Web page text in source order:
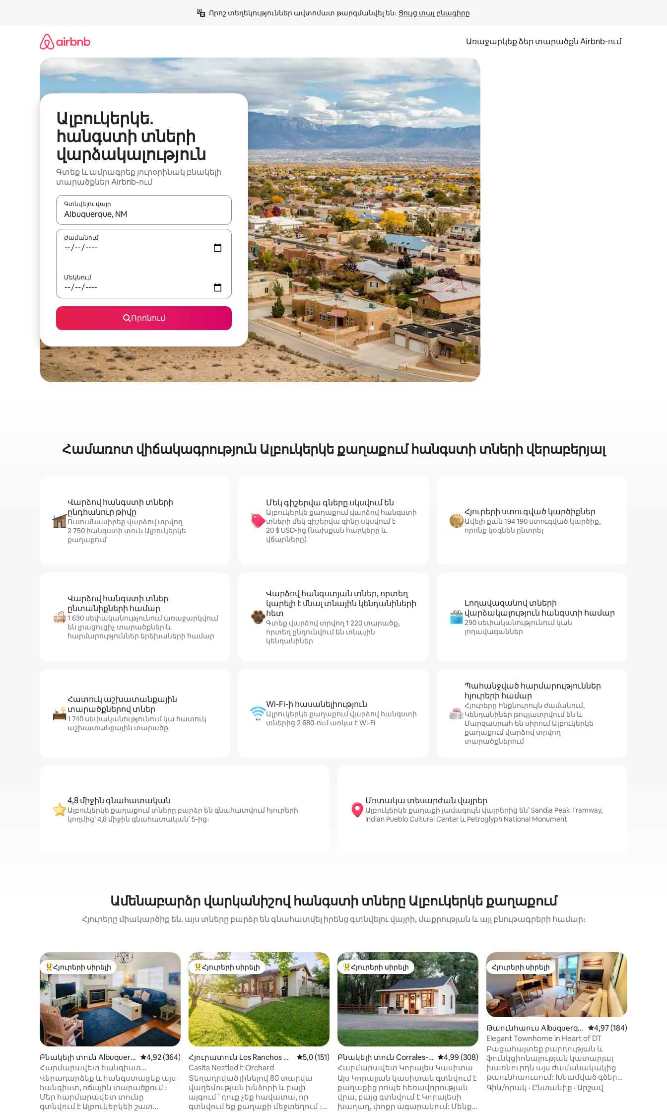
Որոշ տեղեկություններ ավտոմատ թարգմանվել են։ Ցույց տալ բնագիրը
Առաջարկեք ձեր տարածքն Airbnb-ում
Ալբուկերկե․
հանգստի տների
վարձակալություն
Գտեք և ամրագրեք յուրօրինակ բնակելի
տարածքներ Airbnb-ում
Գտնվելու վայր
Երբ արդյունքները հասանելի լինեն, սլաքների ստեղներով նավարկեք վեր և վար կամ ուսումնասիրեք հպելով կամ մատը սահեցնելով։
Ժամանում
Մեկնում
Որոնում
Համառոտ վիճակագրություն Ալբուկերկե քաղաքում հանգստի տների վերաբերյալ
Վարձով հանգստի տների
ընդհանուր թիվը
Ուսումնասիրեք վարձով տրվող
2 750 հանգստի տուն Ալբուկերկե
քաղաքում
Մեկ գիշերվա գները սկսվում են
Ալբուկերկե քաղաքում վարձով հանգստի
տների մեկ գիշերվա գինը սկսվում է
20 $ USD-ից (նախքան հարկերը և
վճարները)
Հյուրերի ստուգված կարծիքներ
Ավելի քան 194 190 ստուգված կարծիք,
որոնք կօգնեն ընտրել
Վարձով հանգստի տներ
ընտանիքների համար
1 630 սեփականությունում առաջարկվում
են լրացուցիչ տարածքներ և
հարմարություններ երեխաների համար
Վարձով հանգստյան տներ, որտեղ
կարելի է մնալ տնային կենդանիների
հետ
Գտեք վարձով տրվող 1 220 տարածք,
որտեղ ընդունվում են տնային
կենդանիներ
Լողավազանով տների
վարձակալություն հանգստի համար
290 սեփականությունում կան
լողավազաններ
Հատուկ աշխատանքային
տարածքներով տներ
1 740 սեփականությունում կա հատուկ
աշխատանքային տարածք
Wi-Fi-ի հասանելիություն
Ալբուկերկե քաղաքում վարձով հանգստի
տներից 2 680-ում առկա է Wi-Fi
Պահանջված հարմարություններ
հյուրերի համար
Հյուրերը Ինքնուրույն ժամանում,
Կենդանիներ թույլատրվում են և
Մարզասրահ են սիրում Ալբուկերկե
քաղաքում վարձով տրվող
տարածքներում
4,8 միջին գնահատական
Ալբուկերկե քաղաքում տները բարձր են գնահատվում հյուրերի
կողմից՝ 4,8 միջին գնահատական՝ 5-ից։
Մոտակա տեսարժան վայրեր
Ալբուկերկե քաղաքի լավագույն վայրերից են՝ Sandia Peak Tramway,
Indian Pueblo Cultural Center և Petroglyph National Monument
Ամենաբարձր վարկանիշով հանգստի տները Ալբուկերկե քաղաքում
Հյուրերը միակարծիք են. այս տները բարձր են գնահատվել իրենց գտնվելու վայրի, մաքրության և այլ բնութագրերի համար։
Հյուրերի սիրելի լավագույն տները
Հյուրերի սիրելի
Բնակելի տուն Albuquerq
ue-ում
Միջին վարկանիշը՝ 5-ից 4,92, 364 կարծիք
4,92 (364)
Հարմարավետ հանգիստ
(PS5,netflix)
Վերադարձեք և հանգստացեք այս
հանգիստ, ոճային տարածքում ։
Մեր հարմարավետ տունը
գտնվում է Ալբուկերկեի շատ
Հյուրերի սիրելի լավագույն տները
Հյուրերի սիրելի
Հյուրատուն Los Ranchos de
Albuquerque-ում
Միջին վարկանիշը՝ 5-ից 5,0, 151 կարծիք
5,0 (151)
Casita Nestled է Orchard
Տեղադրված լինելով 80 տարվա
վաղեմության խնձորի և բալի
այգում ՝ դուք չեք հավատա, որ
գտնվում եք քաղաքի մեջտեղում ։
Հյուրերի սիրելի լավագույն տները
Հյուրերի սիրելի
Բնակելի տուն Corrales-ո
ւմ
Միջին վարկանիշը՝ 5-ից 4,99, 308 կարծիք
4,99 (308)
Հարմարավետ Կորալես Կասիտա
Այս Կորալյան կասիտան գտնվում է
քաղաքից րոպե հեռավորության
վրա, բայց գտնվում է Կորալեսի
խաղաղ, փոքր ագարակում: Մենք
Հյուրերի սիրելի
Հյուրերի սիրելի
Թաունհաուս Albuquerqu
e-ում
Միջին վարկանիշը՝
4,97 (184)
Elegant Townhome in Heart of DT
Բացահայտեք բարդության և
ֆունկցիոնալության կատարյալ
խառնուրդն այս ժամանակակից
թաունհաուսում: Խնամված գծերով
և մինիմալիստական դիզայնով
Գին/որակ · Ընտանիք · Արշավ